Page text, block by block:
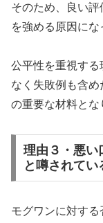
そのため、良い
を強める原因にな
公平性を重視す
なく失敗例も含
の重要な材料とな
理由３・悪い
と噂されてい
モグワンに対する